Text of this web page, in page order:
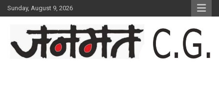
Skip
to
Sunday, August 9, 2026